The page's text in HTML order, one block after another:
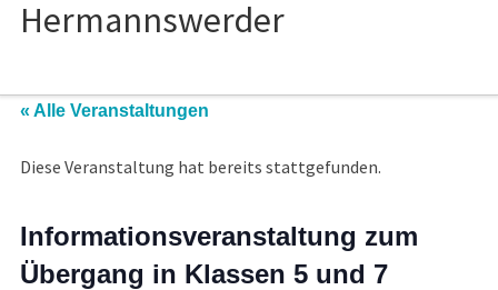
« Alle Veranstaltungen
Diese Veranstaltung hat bereits stattgefunden.
Informationsveranstaltung zum
Übergang in Klassen 5 und 7